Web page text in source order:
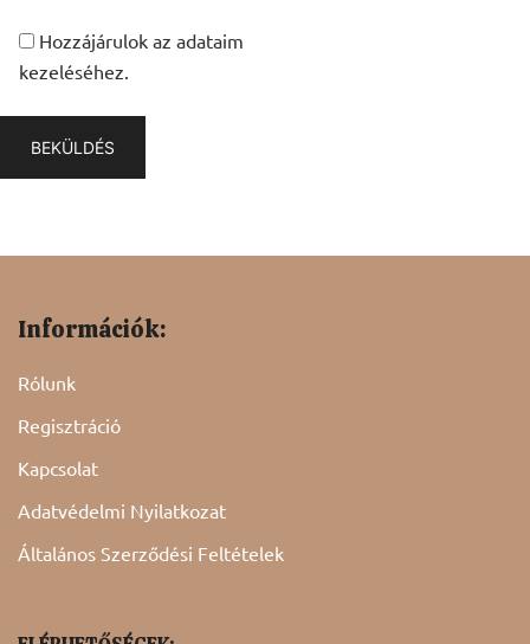
Hozzájárulok az adataim
kezeléséhez.
Információk:
Rólunk
Regisztráció
Kapcsolat
Adatvédelmi Nyilatkozat
Általános Szerződési Feltételek